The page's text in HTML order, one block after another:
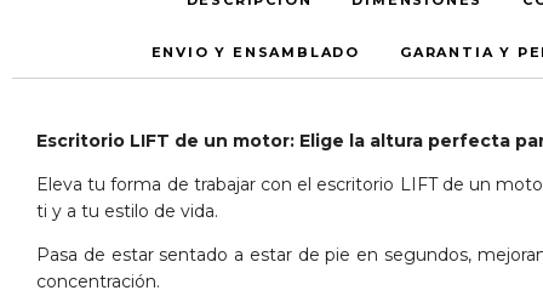
ENVIO Y ENSAMBLADO GARANTIA Y
Escritorio LIFT de un motor: Elige la altura perfecta
Eleva tu forma de trabajar con el escritorio LIFT de un
ti y a tu estilo de vida.
Pasa de estar sentado a estar de pie en segundos,
concentración.